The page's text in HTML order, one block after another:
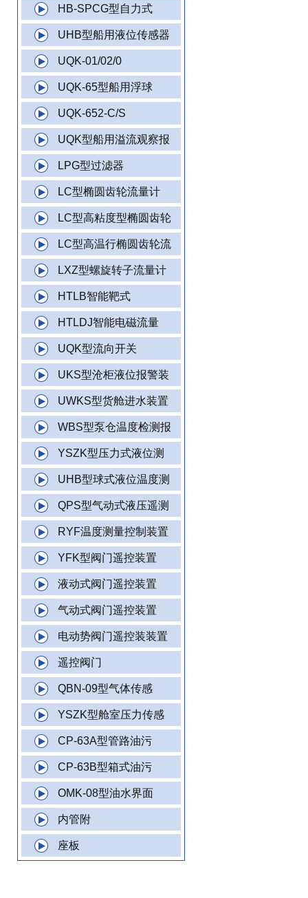
HB-SPCG型自力式
UHB型船用液位传感器
UQK-01/02/0
UQK-65型船用浮球
UQK-652-C/S
UQK型船用溢流观察报
LPG型过滤器
LC型椭圆齿轮流量计
LC型高粘度型椭圆齿轮
LC型高温行椭圆齿轮流
LXZ型螺旋转子流量计
HTLB智能靶式
HTLDJ智能电磁流量
UQK型流向开关
UKS型沧柜液位报警装
UWKS型货舱进水装置
WBS型泵仓温度检测报
YSZK型压力式液位测
UHB型球式液位温度测
QPS型气动式液压遥测
RYF温度测量控制装置
YFK型阀门遥控装置
液动式阀门遥控装置
气动式阀门遥控装置
电动势阀门遥控装装置
遥控阀门
QBN-09型气体传感
YSZK型舱室压力传感
CP-63A型管路油污
CP-63B型箱式油污
OMK-08型油水界面
内管附
座板